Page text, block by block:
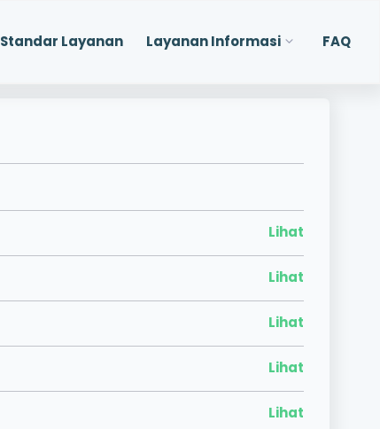
Standar Layanan Layanan Informasi FAQ
Lihat
Lihat
Lihat
Lihat
Lihat